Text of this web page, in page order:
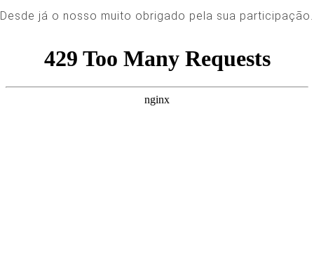
Desde já o nosso muito obrigado pela sua participação.